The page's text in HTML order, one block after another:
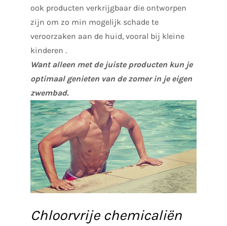
ook producten verkrijgbaar die ontworpen
zijn om zo min mogelijk schade te
veroorzaken aan de huid, vooral bij kleine
kinderen .
Want alleen met de juiste producten kun je
optimaal genieten van de zomer in je eigen
zwembad.
Chloorvrije chemicaliën